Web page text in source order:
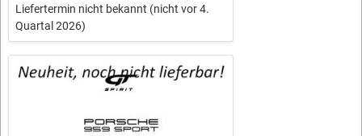
Liefertermin nicht bekannt (nicht vor 4.
Quartal 2026)